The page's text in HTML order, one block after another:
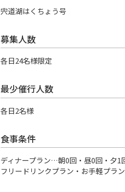
宍道湖はくちょう号
募集人数
各日24名様限定
最少催行人数
各日2名様
食事条件
ディナープラン…朝0回・昼0回・夕1
フリードリンクプラン・お手軽プラ